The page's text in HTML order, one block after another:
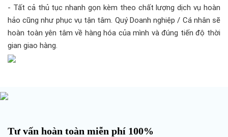
- Tất cả thủ tục nhanh gọn kèm theo chất lượng dịch vụ hoàn
hảo cũng như phục vụ tận tâm. Quý Doanh nghiệp / Cá nhân sẽ
hoàn toàn yên tâm về hàng hóa của mình và đúng tiến độ thời
gian giao hàng.
Tư vấn hoàn toàn miễn phí 100%